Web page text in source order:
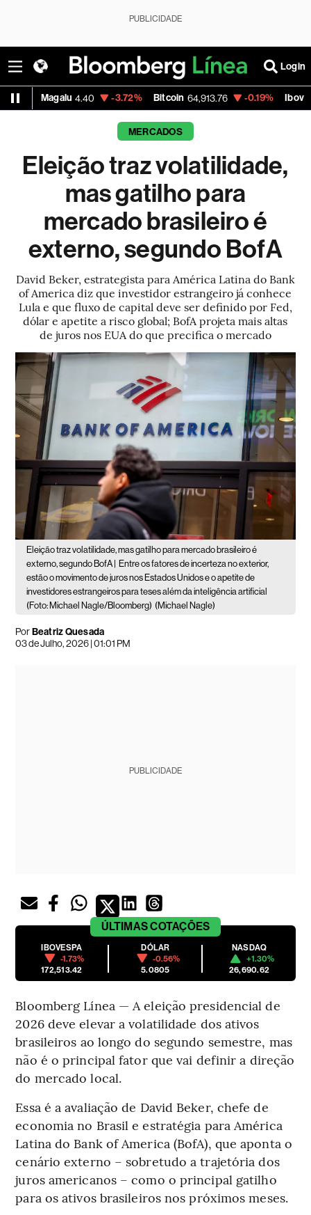
PUBLICIDADE
Login
PN 40.87 -2.99% Vale ON 74.97 -0.56% Itaú PN
MERCADOS
Eleição traz volatilidade,
mas gatilho para
mercado brasileiro é
externo, segundo BofA
David Beker, estrategista para América Latina do Bank
of America diz que investidor estrangeiro já conhece
Lula e que fluxo de capital deve ser definido por Fed,
dólar e apetite a risco global; BofA projeta mais altas
de juros nos EUA do que precifica o mercado
Eleição traz volatilidade, mas gatilho para mercado brasileiro é
externo, segundo BofA |
Entre os fatores de incerteza no exterior,
estão o movimento de juros nos Estados Unidos e o apetite de
investidores estrangeiros para teses além da inteligência artificial
(Foto: Michael Nagle/Bloomberg) (Michael Nagle)
PorBeatriz Quesada
03 de Julho, 2026 | 01:01 PM
PUBLICIDADE
ÚLTIMASCOTAÇÕES
IBOVESPA
-1.73%
172,513.42
DÓLAR
-0.56%
5.0805
NASDAQ
+1.30%
26,690.62
Bloomberg Línea — A eleição presidencial de
2026 deve elevar a volatilidade dos ativos
brasileiros ao longo do segundo semestre, mas
não é o principal fator que vai definir a direção
do mercado local.
Essa é a avaliação de David Beker, chefe de
economia no Brasil e estratégia para América
Latina do Bank of America (BofA), que aponta o
cenário externo – sobretudo a trajetória dos
juros americanos – como o principal gatilho
para os ativos brasileiros nos próximos meses.